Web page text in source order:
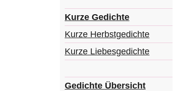
Kurze Gedichte
Kurze Herbstgedichte
Kurze Liebesgedichte
Gedichte Übersicht